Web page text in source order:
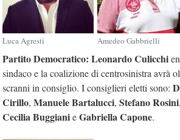
Luca Agresti Amedeo Gabbrielli
Partito Democratico: Leonardo Culicchi
sindaco e la coalizione di centrosinistra avrà
scranni in consiglio. I consiglieri eletti sono:
Cirillo, Manuele Bartalucci, Stefano Rosini,
Cecilia BuggianieGabriella Capone.